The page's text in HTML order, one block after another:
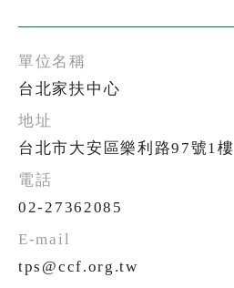
台北家扶中心
台北市大安區樂利路97號1樓
02-27362085
tps@ccf.org.tw